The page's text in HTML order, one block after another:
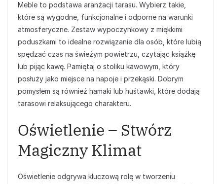
Meble to podstawa aranżacji tarasu. Wybierz takie,
które są wygodne, funkcjonalne i odporne na warunki
atmosferyczne. Zestaw wypoczynkowy z miękkimi
poduszkami to idealne rozwiązanie dla osób, które lubią
spędzać czas na świeżym powietrzu, czytając książkę
lub pijąc kawę. Pamiętaj o stoliku kawowym, który
posłuży jako miejsce na napoje i przekąski. Dobrym
pomysłem są również hamaki lub huśtawki, które dodają
tarasowi relaksującego charakteru.
Oświetlenie – Stwórz
Magiczny Klimat
Oświetlenie odgrywa kluczową rolę w tworzeniu